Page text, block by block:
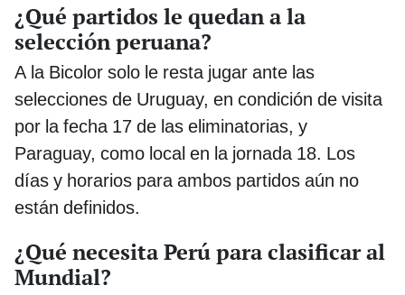
¿Qué partidos le quedan a la
selección peruana?
A la Bicolor solo le resta jugar ante las
selecciones de Uruguay, en condición de visita
por la fecha 17 de las eliminatorias, y
Paraguay, como local en la jornada 18. Los
días y horarios para ambos partidos aún no
están definidos.
¿Qué necesita Perú para clasificar al
Mundial?